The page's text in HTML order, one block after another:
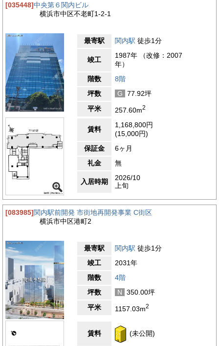
[035448]中央第６関内ビル
横浜市中区不老町1-2-1
最寄駅 関内駅 徒歩1分
竣工
1987年 （改修：2007
年）
階数
8階
坪数
G
77.92坪
平米
257.60m2
賃料
1,168,800円
(15,000円)
保証金
6ヶ月
礼金
無
入居時期
2026/10
上旬
[083985]関内駅前開発 市街地再開発事業 C街区
横浜市中区港町2
最寄駅 関内駅 徒歩1分
竣工
2031年
階数
4階
坪数
N
350.00坪
平米
1157.03m2
賃料 (未公開)